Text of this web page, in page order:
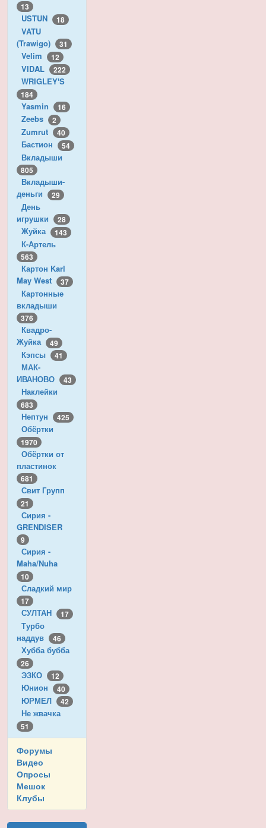
13
USTUN 18
VATU
(Trawigo)
31
Velim 12
VIDAL 222
WRIGLEY'S
184
Yasmin 16
Zeebs 2
Zumrut 40
Бастион 54
Вкладыши
805
Вкладыши-
деньги
29
День
игрушки
28
Жуйка 143
К-Артель
563
Картон Karl
May West
37
Картонные
вкладыши
376
Квадро-
Жуйка
49
Кэпсы 41
МАК-
ИВАНОВО
43
Наклейки
683
Нептун 425
Обёртки
1970
Обёртки от
пластинок
681
Свит Групп
21
Сирия -
GRENDISER
9
Сирия -
Maha/Nuha
10
Сладкий мир
17
СУЛТАН 17
Турбо
наддув
46
Хубба бубба
26
ЭЗКО 12
Юнион 40
ЮРМЕЛ 42
Не жвачка
51
Форумы
Видео
Опросы
Мешок
Клубы